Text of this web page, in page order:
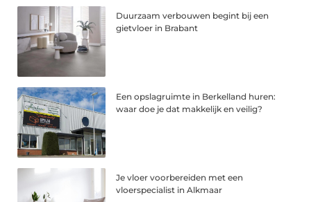
Duurzaam verbouwen begint bij een
gietvloer in Brabant
Een opslagruimte in Berkelland huren:
waar doe je dat makkelijk en veilig?
Je vloer voorbereiden met een
vloerspecialist in Alkmaar